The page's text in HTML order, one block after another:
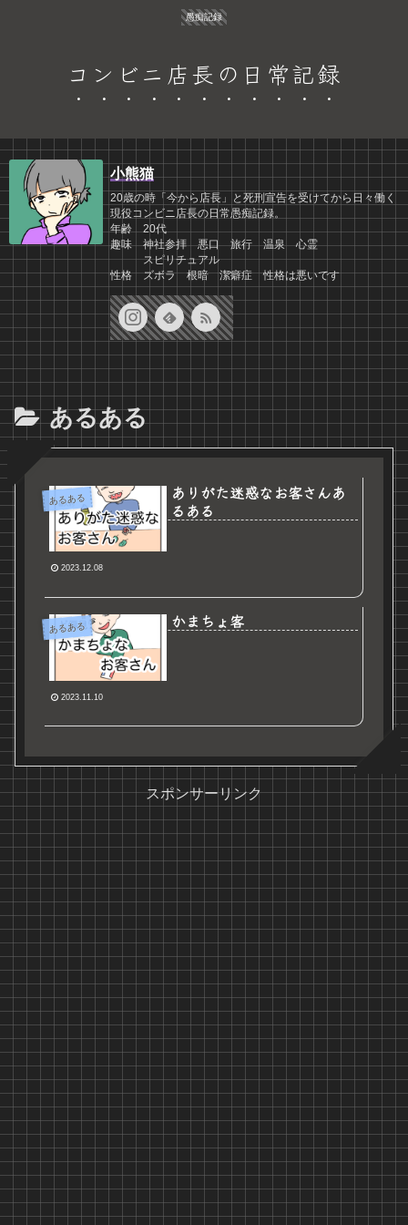
愚痴記録
コンビニ店長の日常記録
小熊猫
20歳の時「今から店長」と死刑宣告を受けてから日々働く
現役コンビニ店長の日常愚痴記録。
年齢 20代
趣味 神社参拝 悪口 旅行 温泉 心霊
スピリチュアル
性格 ズボラ 根暗 潔癖症 性格は悪いです
あるある
あるある
ありがた迷惑なお客さんあ
るある
2023.12.08
あるある かまちょ客
2023.11.10
スポンサーリンク